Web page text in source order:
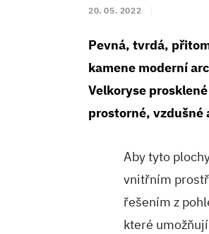
20. 05. 2022
Pevná, tvrdá,
kamene moderní
Velkoryse
prostorné, vzdušné
Aby tyto
vnitřním
řešením z
které